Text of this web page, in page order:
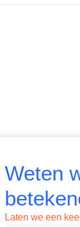
Weten
Laten we een